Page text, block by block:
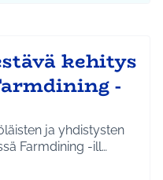
kehitys
-
ja yhdistysten
Farmdining -ill…